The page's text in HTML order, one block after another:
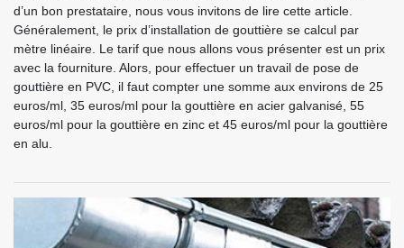
d’un bon prestataire, nous vous invitons de lire cette article.
Généralement, le prix d’installation de gouttière se calcul par
mètre linéaire. Le tarif que nous allons vous présenter est un prix
avec la fourniture. Alors, pour effectuer un travail de pose de
gouttière en PVC, il faut compter une somme aux environs de 25
euros/ml, 35 euros/ml pour la gouttière en acier galvanisé, 55
euros/ml pour la gouttière en zinc et 45 euros/ml pour la gouttière
en alu.